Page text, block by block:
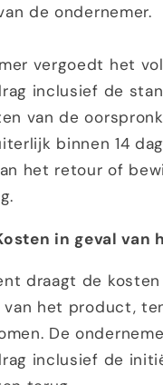
de ondernemer.
vergoedt het
inclusief de
van de
binnen 14
het retour of
in geval van
draagt de
het product,
De
inclusief de